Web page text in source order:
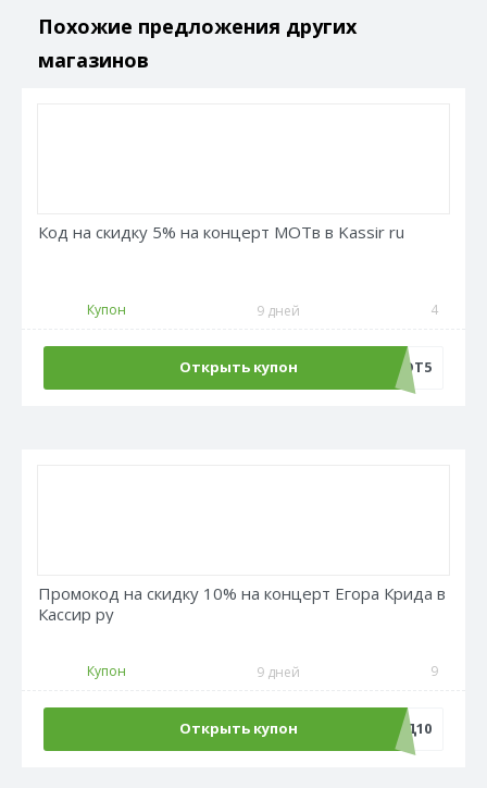
Похожие предложения других
магазинов
Код на скидку 5% на концерт МОТв в Kassir ru
Купон 9 дней 4
Открыть купон МОТ5
Промокод на скидку 10% на концерт Егора Крида в
Кассир ру
Купон 9 дней 9
Открыть купон КРИД10